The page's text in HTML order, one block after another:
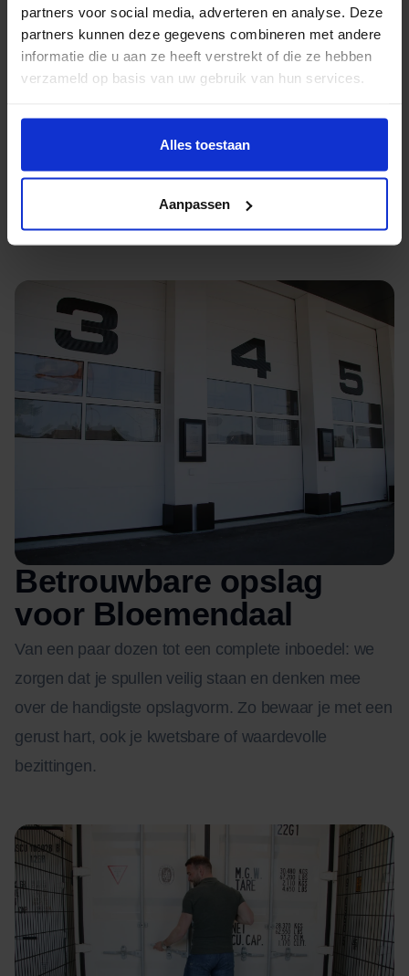
partners voor social media, adverteren en analyse. Deze
partners kunnen deze gegevens combineren met andere
informatie die u aan ze heeft verstrekt of die ze hebben
verzameld op basis van uw gebruik van hun services.
Alles toestaan
Aanpassen
Opslagruimte huren in
een verhuizing of verbouwing? Bij Oomen huur je
Betrouwbare opslag
voor Bloemendaal
Van een paar dozen tot een complete inboedel: we
zorgen dat je spullen veilig staan en denken mee
over de handigste opslagvorm. Zo bewaar je met een
gerust hart, ook je kwetsbare of waardevolle
bezittingen.